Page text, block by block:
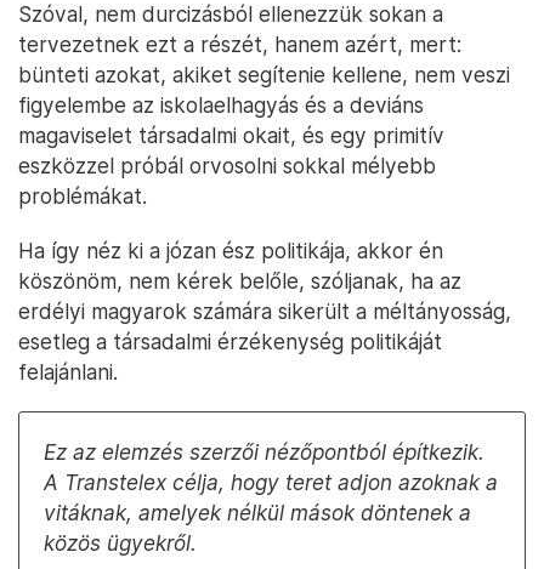
Szóval, nem durcizásból ellenezzük sokan a
tervezetnek ezt a részét, hanem azért, mert:
bünteti azokat, akiket segítenie kellene, nem veszi
figyelembe az iskolaelhagyás és a deviáns
magaviselet társadalmi okait, és egy primitív
eszközzel próbál orvosolni sokkal mélyebb
problémákat.
Ha így néz ki a józan ész politikája, akkor én
köszönöm, nem kérek belőle, szóljanak, ha az
erdélyi magyarok számára sikerült a méltányosság,
esetleg a társadalmi érzékenység politikáját
felajánlani.
Ez az elemzés szerzői nézőpontból építkezik.
A Transtelex célja, hogy teret adjon azoknak a
vitáknak, amelyek nélkül mások döntenek a
közös ügyekről.